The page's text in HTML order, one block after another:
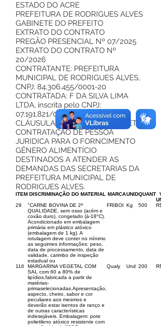
ESTADO DO ACRE
PREFEITURA DE RODRIGUES ALVES
GABINETE DO PREFEITO
EXTRATO DO CONTRATO
PREGÃO PRESENCIAL Nº 07/2025
EXTRATO DO CONTRATO Nº
20/2026
CONTRATANTE: PREFEITURA
MUNICIPAL DE RODRIGUES ALVES,
CNPJ: 84.306.455/0001-20
CONTRATADA: F DA SILVA LIMA
LTDA, inscrita pelo CNPJ:
07.191.821/0001-00
CLÁUSULA PRIMEIRA – DO OBJETO:
CONTRATAÇÃO DE PESSOA
JURIDICA PARA O FORNCIMENTO
GÊNERO ALIMENTÍCIO
DESTINADOS A ATENDER AS
DEMANDAS DAS SECRETARIAS DA
PREFEITURA MUNICIPAL DE
RODRIGUES ALVES.
ITEM DISCRIMINAÇÃO DO MATERIAL MARCAUNIDQUANT
29
"CARNE BOVINA DE 2ª
QUALIDADE, sem osso (acém e
coxão duro), congelado (á-18°C).
Acondicionado em embalagem
primária em plástico atóxico
(embalagem de 1 kg). A
rotulagem deve conter no mínimo
as seguintes informações: peso,
data de processamento, data de
validade, carimbo de inspeção
estadual ou
FRIBOI Kg 500
116
MARGARINA VEGETAL COM
SAL com 60 a 80% de
lipídios,fabricada a partir de
matérias-
primaselecionadas.Apresentação,
aspecto, cheiro, sabor e cor
peculiares aos mesmos e
deverão estar isentos de ranço e
de outras características
indesejáveis. Embalagem: pote
polietileno atóxico resistente com
Qualy Und 200